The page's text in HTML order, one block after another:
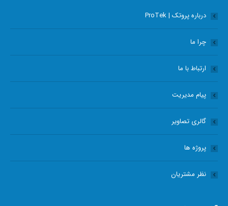
new
window
new
window
new
window
new
window
درباره پروتک | ProTek
چرا ما
ارتباط با ما
پیام مدیریت
گالری تصاویر
پروژه ها
نظر مشتریان